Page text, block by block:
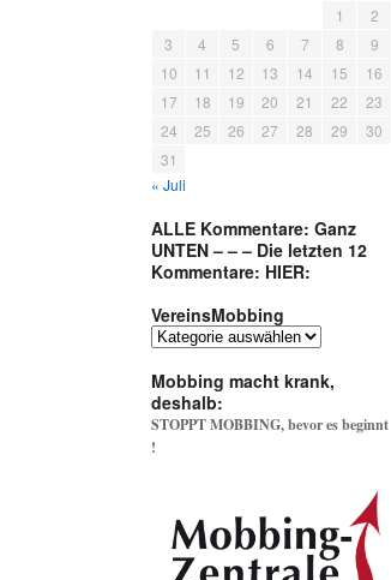
1
2
3
4 5 6 7 8
9
10
11 12 13 14 15
16
17
18 19 20 21 22
23
24
25 26 27 28 29
30
31
« Juli
ALLE Kommentare: Ganz
UNTEN – – – Die letzten 12
Kommentare: HIER:
VereinsMobbing
VereinsMobbing
Mobbing macht krank,
deshalb:
STOPPT MOBBING, bevor es beginnt
!